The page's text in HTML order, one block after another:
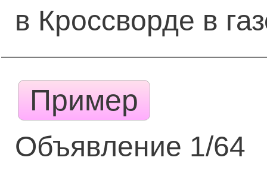
в Кроссворде в
Пример
Объявление 1/64